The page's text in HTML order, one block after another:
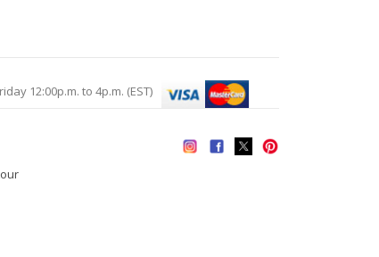
12:00p.m. to 4p.m. (EST)